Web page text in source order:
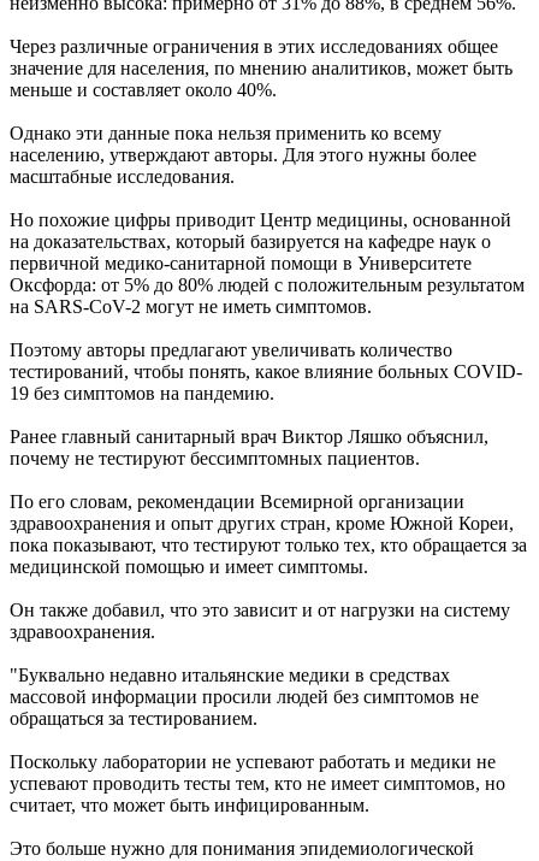
Через различные ограничения в этих исследованиях общее
значение для населения, по мнению аналитиков, может быть
меньше и составляет около 40%.
Однако эти данные пока нельзя применить ко всему
населению, утверждают авторы. Для этого нужны более
масштабные исследования.
Но похожие цифры приводит Центр медицины, основанной
на доказательствах, который базируется на кафедре наук о
первичной медико-санитарной помощи в Университете
Оксфорда: от 5% до 80% людей с положительным результатом
на SARS-CoV-2 могут не иметь симптомов.
Поэтому авторы предлагают увеличивать количество
тестирований, чтобы понять, какое влияние больных COVID-
19 без симптомов на пандемию.
Ранее главный санитарный врач Виктор Ляшко объяснил,
почему не тестируют бессимптомных пациентов.
По его словам, рекомендации Всемирной организации
здравоохранения и опыт других стран, кроме Южной Кореи,
пока показывают, что тестируют только тех, кто обращается за
медицинской помощью и имеет симптомы.
Он также добавил, что это зависит и от нагрузки на систему
здравоохранения.
"Буквально недавно итальянские медики в средствах
массовой информации просили людей без симптомов не
обращаться за тестированием.
Поскольку лаборатории не успевают работать и медики не
успевают проводить тесты тем, кто не имеет симптомов, но
считает, что может быть инфицированным.
Это больше нужно для понимания эпидемиологической